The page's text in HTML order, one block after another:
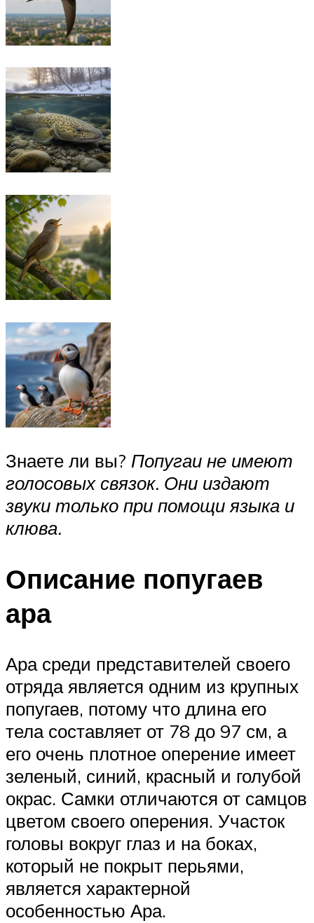
Знаете ли вы? Попугаи не имеют
голосовых связок. Они издают
звуки только при помощи языка и
клюва.
Описание попугаев
ара
Ара среди представителей своего
отряда является одним из крупных
попугаев, потому что длина его
тела составляет от 78 до 97 см, а
его очень плотное оперение имеет
зеленый, синий, красный и голубой
окрас. Самки отличаются от самцов
цветом своего оперения. Участок
головы вокруг глаз и на боках,
который не покрыт перьями,
является характерной
особенностью Ара.